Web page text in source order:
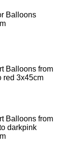
im
Mandeln
Honig-Set
CHF 46.8